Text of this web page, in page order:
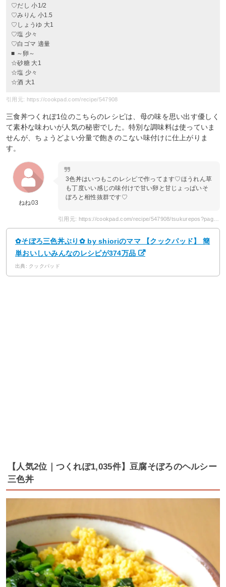
♡だし 小1/2
♡みりん 小1.5
♡しょうゆ 大1
♡塩 少々
♡白ゴマ 適量
■ ～卵～
☆砂糖 大1
☆塩 少々
☆酒 大1
引用元: https://cookpad.com/recipe/547908
三食丼つくれぽ1位のこちらのレシピは、母の味を思い出す優しく
て素朴な味わいが人気の秘密でした。特別な調味料は使っていま
せんが、ちょうどよい分量で飽きのこない味付けに仕上がりま
す。
ねね03
3色丼はいつもこのレシピで作ってます♡ほうれん草
も丁度いい感じの味付けで甘い卵と甘じょっぱいそ
ぼろと相性抜群です♡
引用元: https://cookpad.com/recipe/547908/tsukurepos?page=2
✿そぼろ三色丼ぶり✿ by shioriのママ 【クックパッド】 簡
単おいしいみんなのレシピが374万品
出典: クックパッド
【人気2位｜つくれぽ1,035件】豆腐そぼろのヘルシー
三色丼